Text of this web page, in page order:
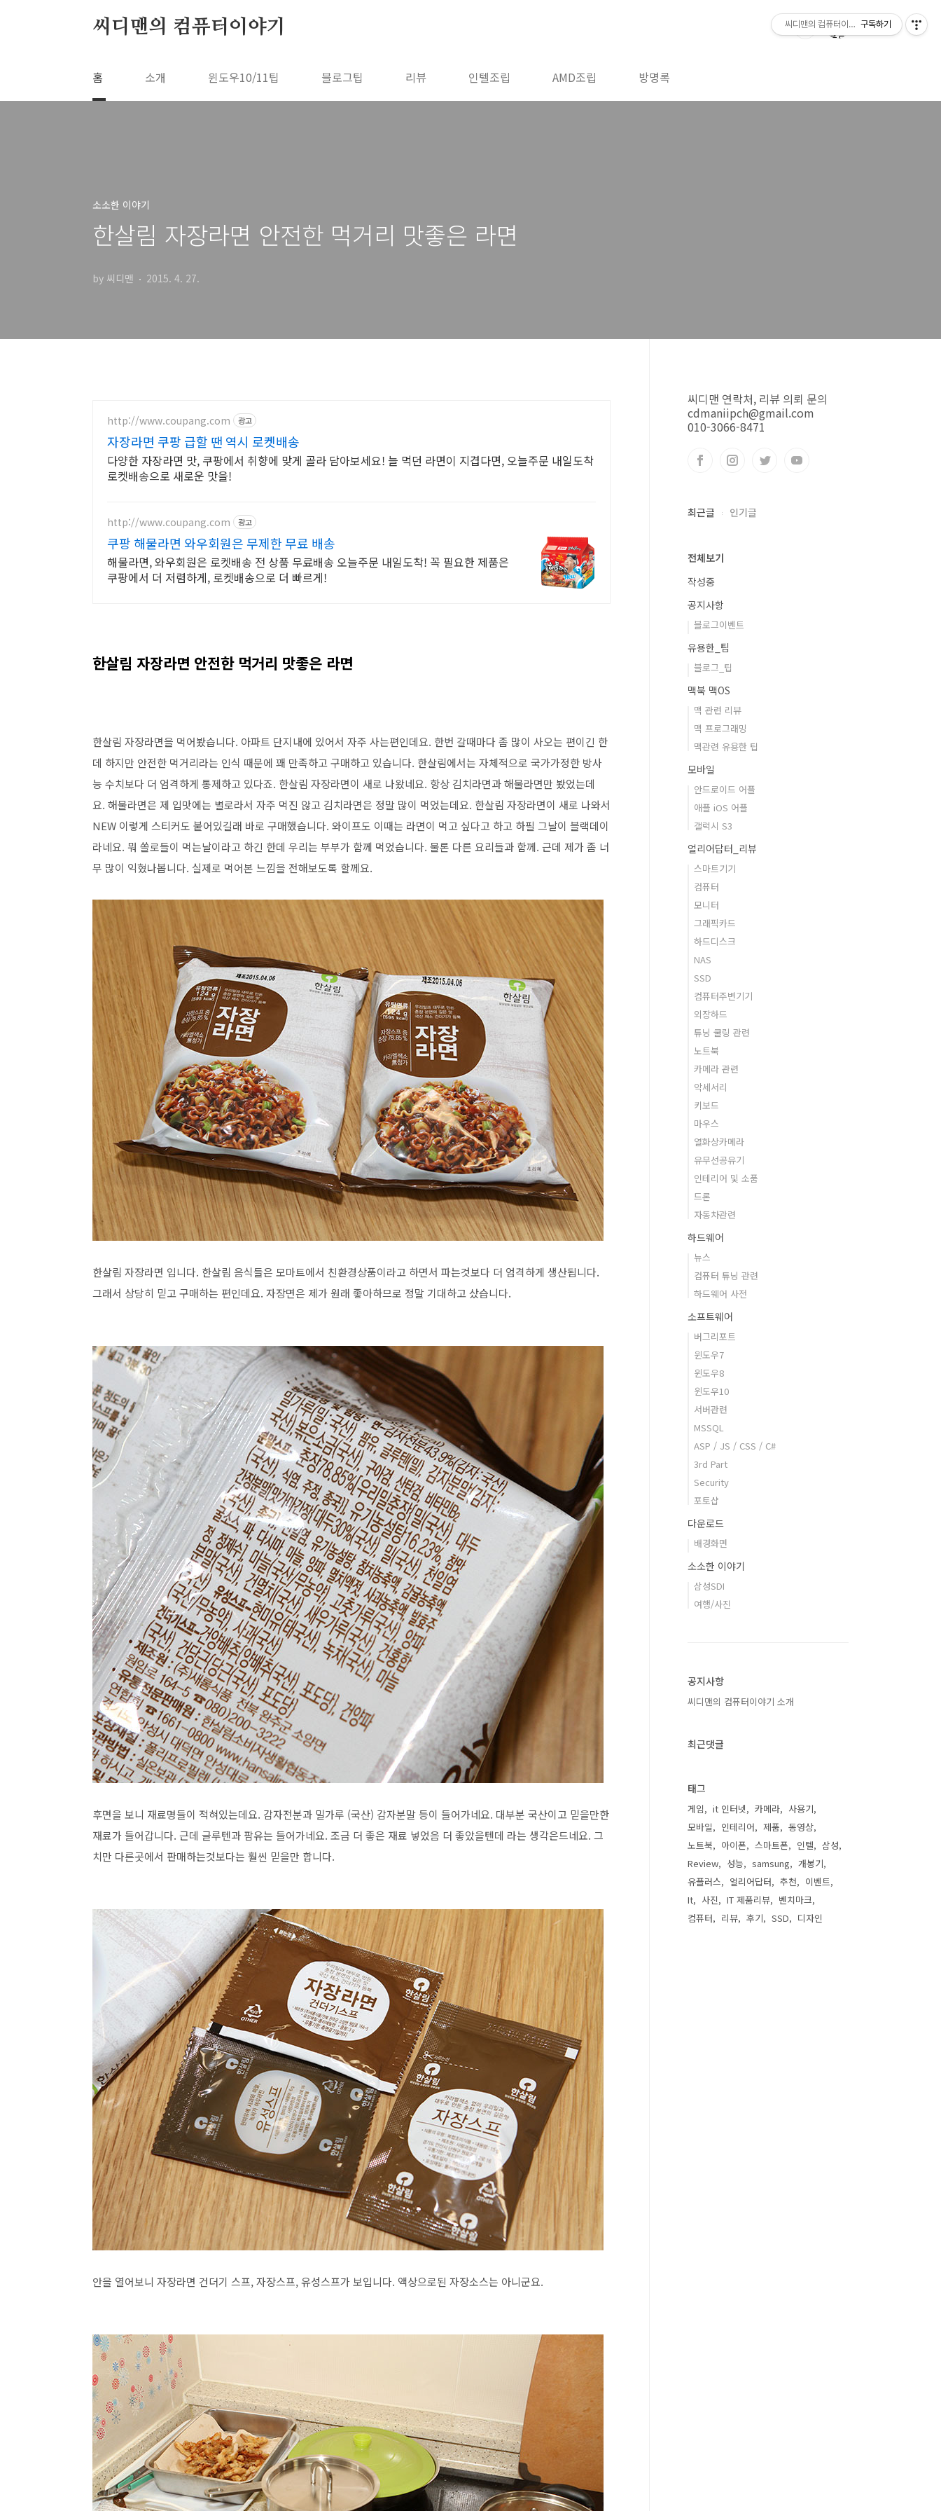
씨디맨의 컴퓨터이야기
홈 소개 윈도우10/11팁 블로그팁 리뷰 인텔조립 AMD조립 방명록
소소한 이야기
한살림 자장라면 안전한 먹거리 맛좋은 라면
by 씨디맨 2015. 4. 27.
http://www.coupang.com 광고
자장라면 쿠팡 급할 땐 역시 로켓배송
다양한 자장라면 맛, 쿠팡에서 취향에 맞게 골라 담아보세요! 늘 먹던 라면이 지겹다면, 오늘주문 내일도착
로켓배송으로 새로운 맛을!
http://www.coupang.com 광고
쿠팡 해물라면 와우회원은 무제한 무료 배송
해물라면, 와우회원은 로켓배송 전 상품 무료배송 오늘주문 내일도착! 꼭 필요한 제품은
쿠팡에서 더 저렴하게, 로켓배송으로 더 빠르게!
한살림 자장라면 안전한 먹거리 맛좋은 라면
한살림 자장라면을 먹어봤습니다. 아파트 단지내에 있어서 자주 사는편인데요. 한번 갈때마다 좀 많이 사오는 편이긴 한
데 하지만 안전한 먹거리라는 인식 때문에 꽤 만족하고 구매하고 있습니다. 한살림에서는 자체적으로 국가가정한 방사
능 수치보다 더 엄격하게 통제하고 있다죠. 한살림 자장라면이 새로 나왔네요. 항상 김치라면과 해물라면만 봤었는데
요. 해물라면은 제 입맛에는 별로라서 자주 먹진 않고 김치라면은 정말 많이 먹었는데요. 한살림 자장라면이 새로 나와서
NEW 이렇게 스티커도 붙어있길래 바로 구매했습니다. 와이프도 이때는 라면이 먹고 싶다고 하고 하필 그날이 블랙데이
라네요. 뭐 쏠로들이 먹는날이라고 하긴 한데 우리는 부부가 함께 먹었습니다. 물론 다른 요리들과 함께. 근데 제가 좀 너
무 많이 익혔나봅니다. 실제로 먹어본 느낌을 전해보도록 할께요.
한살림 자장라면 입니다. 한살림 음식들은 모마트에서 친환경상품이라고 하면서 파는것보다 더 엄격하게 생산됩니다.
그래서 상당히 믿고 구매하는 편인데요. 자장면은 제가 원래 좋아하므로 정말 기대하고 샀습니다.
후면을 보니 재료명들이 적혀있는데요. 감자전분과 밀가루 (국산) 감자분말 등이 들어가네요. 대부분 국산이고 믿을만한
재료가 들어갑니다. 근데 글루텐과 팜유는 들어가네요. 조금 더 좋은 재료 넣었음 더 좋았을텐데 라는 생각은드네요. 그
치만 다른곳에서 판매하는것보다는 훨씬 믿을만 합니다.
안을 열어보니 자장라면 건더기 스프, 자장스프, 유성스프가 보입니다. 액상으로된 자장소스는 아니군요.
씨디맨 연락처, 리뷰 의뢰 문의
cdmaniipch@gmail.com
010-3066-8471
최근글 인기글
전체보기
작성중
공지사항
블로그이벤트
유용한_팁
블로그_팁
맥북 맥OS
맥 관련 리뷰
맥 프로그래밍
맥관련 유용한 팁
모바일
안드로이드 어플
애플 iOS 어플
갤럭시 S3
얼리어답터_리뷰
스마트기기
컴퓨터
모니터
그래픽카드
하드디스크
NAS
SSD
컴퓨터주변기기
외장하드
튜닝 쿨링 관련
노트북
카메라 관련
악세서리
키보드
마우스
열화상카메라
유무선공유기
인테리어 및 소품
드론
자동차관련
하드웨어
뉴스
컴퓨터 튜닝 관련
하드웨어 사전
소프트웨어
버그리포트
윈도우7
윈도우8
윈도우10
서버관련
MSSQL
ASP / JS / CSS / C#
3rd Part
Security
포토샵
다운로드
배경화면
소소한 이야기
삼성SDI
여행/사진
공지사항
씨디맨의 컴퓨터이야기 소개
최근댓글
태그
게임 it 인터넷 카메라
사용기
모바일
인테리어 제품
동영상
노트북
아이폰 스마트폰 인텔
삼성
Review
성능 samsung
개봉기
유플러스
얼리어답터 추천
이벤트
It
사진 IT 제품리뷰
벤치마크
컴퓨터
리뷰 후기 SSD 디자인
씨디맨의 컴퓨터이야기구독하기